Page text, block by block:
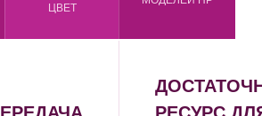
ЦВЕТ
РЕСУРС